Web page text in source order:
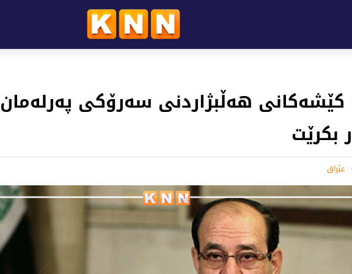
کێشەکانی هەڵبژاردنی سەرۆکی پەرلەمان
بکرێت
عێراق